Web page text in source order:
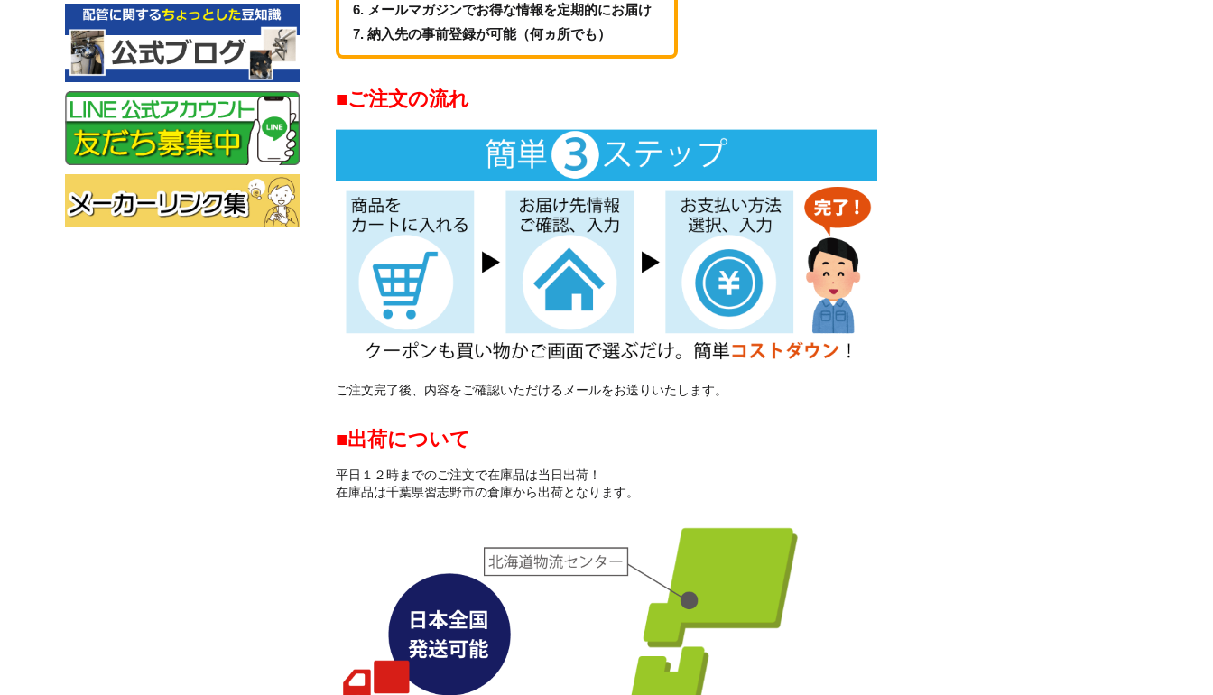
メールマガジンでお得な情報を定期的にお届け
納入先の事前登録が可能（何ヵ所でも）
ご注文の流れ
ご注文完了後、内容をご確認いただけるメールをお送りいたします。
出荷について
平日１２時までのご注文で在庫品は当日出荷！
在庫品は千葉県習志野市の倉庫から出荷となります。